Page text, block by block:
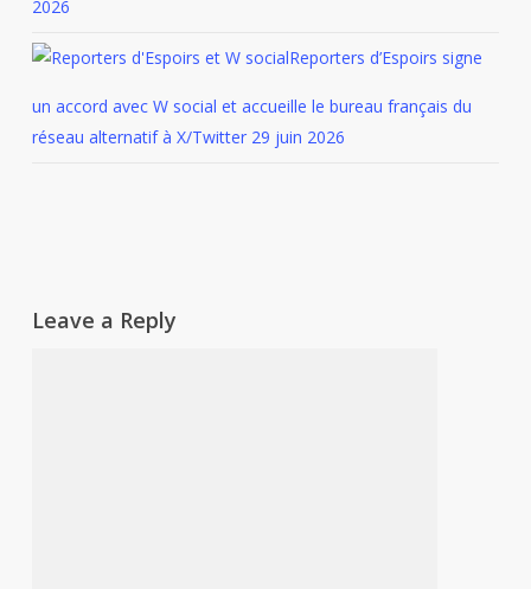
2026
Reporters d’Espoirs signe
un accord avec W social et accueille le bureau français du
réseau alternatif à X/Twitter 29 juin 2026
Leave a Reply